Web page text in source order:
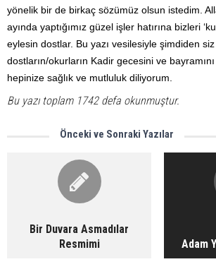
yönelik bir de birkaç sözümüz olsun istedim.
ayında yaptığımız güzel işler hatırına bizleri
eylesin dostlar. Bu yazı vesilesiyle şimdiden
dostların/okurların Kadir gecesini ve
hepinize sağlık ve mutluluk diliyorum.
Bu yazı toplam 1742 defa okunmuştur.
Önceki ve Sonraki Yazılar
Bir Duvara Asmadılar
Resmimi
Adam